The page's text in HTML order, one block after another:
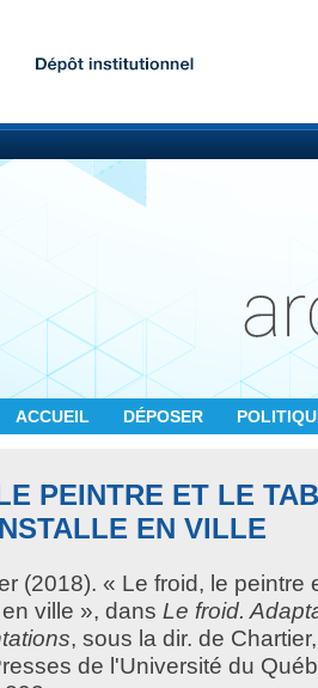
ACCUEIL DÉPOSER
PEINTRE ET LE
EN VILLE
(2018). « Le froid, le peintre
ville », dans Le froid.
, sous la dir. de
de l'Université du